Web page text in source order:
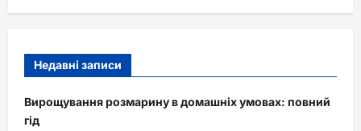
Недавні записи
Вирощування розмарину в домашніх умовах: повний
гід